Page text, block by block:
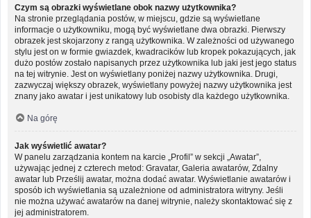
Czym są obrazki wyświetlane obok nazwy użytkownika?
Na stronie przeglądania postów, w miejscu, gdzie są wyświetlane
informacje o użytkowniku, mogą być wyświetlane dwa obrazki. Pierwszy
obrazek jest skojarzony z rangą użytkownika. W zależności od używanego
stylu jest on w formie gwiazdek, kwadracików lub kropek pokazujących, jak
dużo postów zostało napisanych przez użytkownika lub jaki jest jego status
na tej witrynie. Jest on wyświetlany poniżej nazwy użytkownika. Drugi,
zazwyczaj większy obrazek, wyświetlany powyżej nazwy użytkownika jest
znany jako awatar i jest unikatowy lub osobisty dla każdego użytkownika.
Na górę
Jak wyświetlić awatar?
W panelu zarządzania kontem na karcie „Profil” w sekcji „Awatar”,
używając jednej z czterech metod: Gravatar, Galeria awatarów, Zdalny
awatar lub Prześlij awatar, można dodać awatar. Wyświetlanie awatarów i
sposób ich wyświetlania są uzależnione od administratora witryny. Jeśli
nie można używać awatarów na danej witrynie, należy skontaktować się z
jej administratorem.